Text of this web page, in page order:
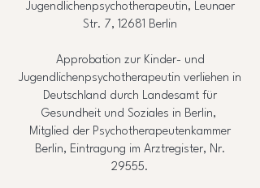
Jugendlichenpsychotherapeutin, Leunaer
Str. 7, 12681 Berlin
Approbation zur Kinder- und
Jugendlichenpsychotherapeutin verliehen in
Deutschland durch Landesamt für
Gesundheit und Soziales in Berlin,
Mitglied der Psychotherapeutenkammer
Berlin, Eintragung im Arztregister, Nr.
29555.